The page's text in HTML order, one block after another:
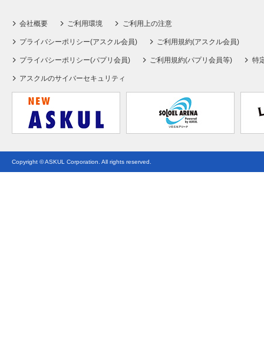
会社概要 ご利用環境 ご利用上の注意
プライバシーポリシー(アスクル会員) ご利用規約(アスクル会員)
プライバシーポリシー(パプリ会員) ご利用規約(パプリ会員等) 特
アスクルのサイバーセキュリティ
Copyright © ASKUL Corporation. All rights reserved.